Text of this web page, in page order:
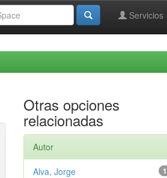
Servicios
Otras opciones
relacionadas
Autor
1
Alva, Jorge